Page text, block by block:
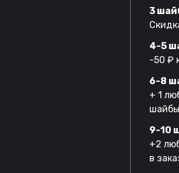
3
4-5
-50 ₽
6-8
+ 1
9-10
+2
в